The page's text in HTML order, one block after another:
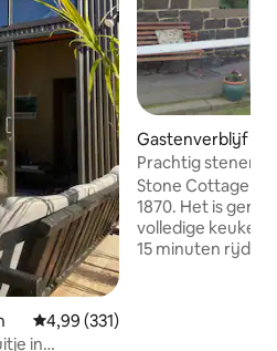
Gemiddelde beoordeling van
4,99 (331)
in
Gastenverblijf in
Prachtig stenen
Stone Cottage
1870. Het is gerenoveerd met nieuwe
volledige keuken.
15 minuten rijden